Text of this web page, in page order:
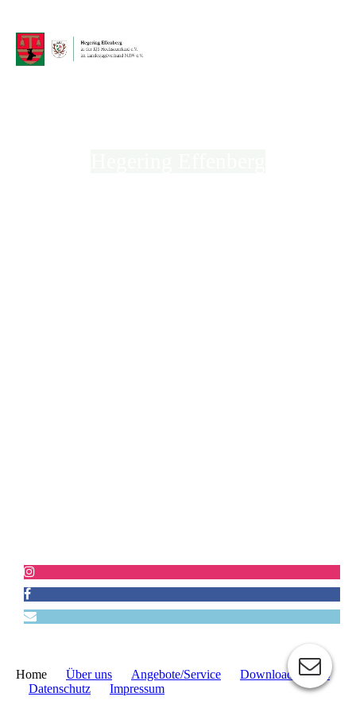
Home Über uns Angebote/Service
Downloads/Links
Datenschutz
Impressum